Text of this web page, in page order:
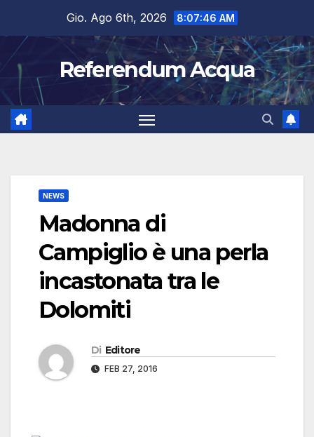
contenuto
Gio. Ago 6th, 2026 8:07:47 AM
Referendum Acqua
NEWS
Madonna di
Campiglio è una perla
incastonata tra le
Dolomiti
Di Editore
FEB 27, 2016